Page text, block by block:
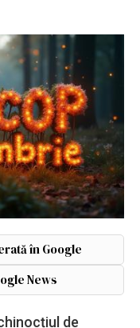
în Google
News
de